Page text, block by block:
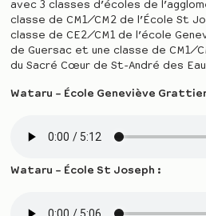
avec 3 classes d’écoles de
classe de CM1/CM2 de l’École St
classe de CE2/CM1 de l’école
de Guersac et une classe de CM1/
du Sacré Cœur de St-André des
Wataru – École Geneviève
Wataru – École St Joseph :